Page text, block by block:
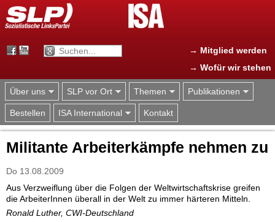
Jump to navigation
→ Mitglied werden
→ Wofür wir stehen
Über uns SLP vor Ort Themen Publikationen
Bestellen ISA International Kontakt
Militante Arbeiterkämpfe nehmen zu
Do 13.08.2009
Aus Verzweiflung über die Folgen der Weltwirtschaftskrise greifen
die ArbeiterInnen überall in der Welt zu immer härteren Mitteln.
Ronald Luther, CWI-Deutschland